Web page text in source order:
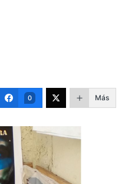
0 Más